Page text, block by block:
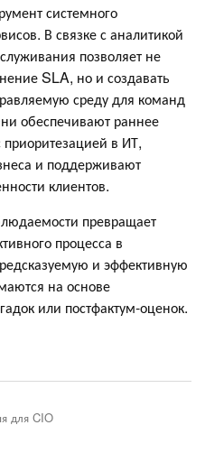
системного
В связке с аналитикой
позволяет не
SLA, но и создавать
среду для команд
обеспечивают раннее
в ИТ,
и поддерживают
клиентов.
превращает
процесса в
и эффективную
на основе
или постфактум-оценок.
для CIO